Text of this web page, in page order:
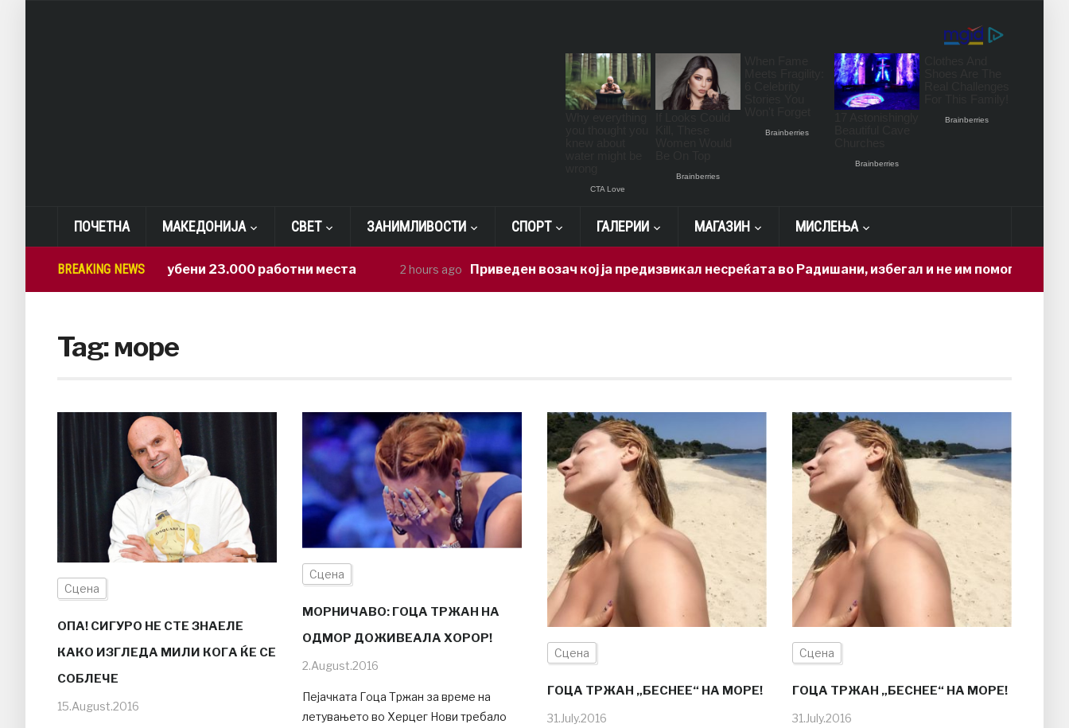
ПОЧЕТНА МАКЕДОНИЈА СВЕТ ЗАНИМЛИВОСТИ СПОРТ ГАЛЕРИИ МАГАЗИН МИСЛЕЊА
BREAKING NEWS
САД: Изгубени 23.000 работни места 2 hours ago Приведен возач кој ја предизвикал несреќата во Радишани, избегал и не им помогнал на
Tag:море
Сцена
ОПА! СИГУРО НЕ СТЕ ЗНАЕЛЕ
КАКО ИЗГЛЕДА МИЛИ КОГА ЌЕ СЕ
СОБЛЕЧЕ
15.August.2016
Сцена
МОРНИЧАВО: ГОЦА ТРЖАН НА
ОДМОР ДОЖИВЕАЛА ХОРОР!
2.August.2016
Пејачката Гоца Тржан за време на
летувањето во Херцег Нови требало
Сцена
ГОЦА ТРЖАН „БЕСНЕЕ“ НА МОРЕ!
31.July.2016
Сцена
ГОЦА ТРЖАН „БЕСНЕЕ“ НА МОРЕ!
31.July.2016